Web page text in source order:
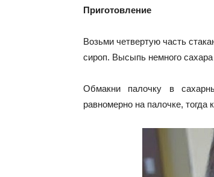
Приготовление
Возьми четвертую часть
сироп. Высыпь немного сахара
Обмакни палочку в
равномерно на палочке, тогда